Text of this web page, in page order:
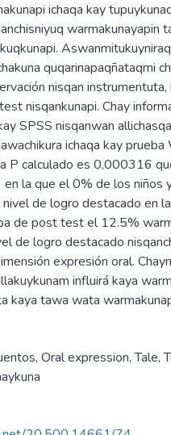
ichaqa kay
warmakunayapin
Aswanmitukuyniraq
quqarinapaqñataqmi
nisqan instrumentuta,
nisqankunapi. Chay
SPSS nisqanwan
ichaqa kay prueba
P calculado es 0,000316
la que el 0% de los niños
de logro destacado en
de post test el 12.5%
de logro destacado
expresión oral.
influirá kaya
kaya tawa wata
, Oral expression,Tale,